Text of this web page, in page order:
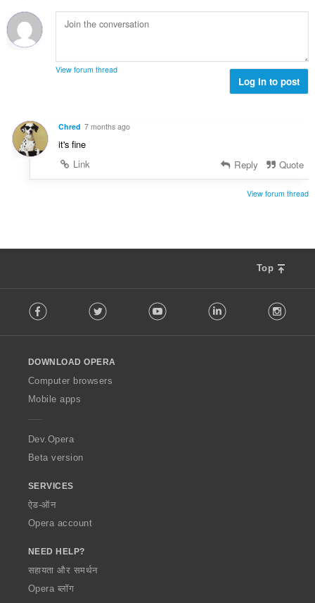
सं
ख्या
View forum thread
Log in to post
Chred 7 months ago
it's fine
Link
Reply Quote
View forum thread
Top
o
w
O
p
a
Facebook Twitter Youtube LinkedIn
DOWNLOAD OPERA
Computer browsers
Mobile apps
Dev.Opera
Beta version
SERVICES
ऐड-ऑन
Opera account
NEED HELP?
सहायता और समर्थन
Opera ब्लॉग